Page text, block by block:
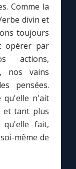
Comme la
divin et
toujours
opérer par
actions,
nos vains
pensées.
qu'elle n'ait
et tant plus
qu'elle fait,
même de